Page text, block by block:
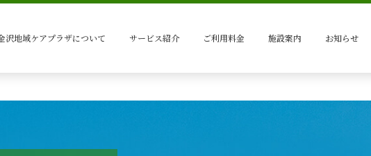
沢地域ケアプラザについて サービス紹介 ご利用料金 施設案内 お知らせ